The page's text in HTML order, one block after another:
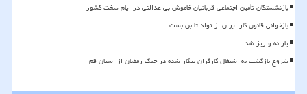
بازنشستگان تأمین اجتماعی قربانیان خاموش بی عدالتی در ایام سخت کشور
بازخوانی قانون کار ایران از تولد تا بن بست
یارانه واریز شد
شروع بازگشت به اشتغال کارگران بیکار شده در جنگ رمضان از استان قم